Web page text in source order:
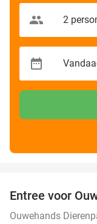
Entree voor
Ouwehands